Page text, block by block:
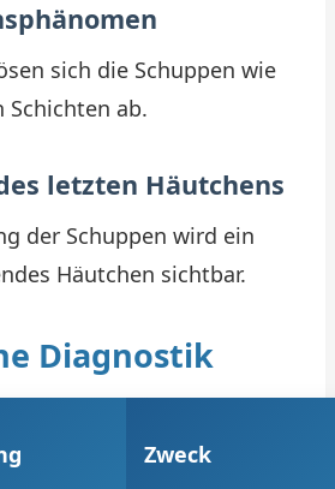
sich die Schuppen wie
Schichten ab.
letzten Häutchens
der Schuppen wird ein
Häutchen sichtbar.
Diagnostik
Zweck